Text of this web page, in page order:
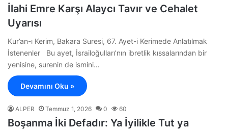
İlahi Emre Karşı Alaycı Tavır ve Cehalet
Uyarısı
Kur’an-ı Kerim, Bakara Suresi, 67. Ayet-i Kerimede Anlatılmak
İstenenler Bu ayet, İsrailoğulları’nın ibretlik kıssalarından bir
yenisine, surenin de ismini…
Devamını Oku »
ALPER Temmuz 1, 2026 0 60
Boşanma İki Defadır: Ya İyilikle Tut ya